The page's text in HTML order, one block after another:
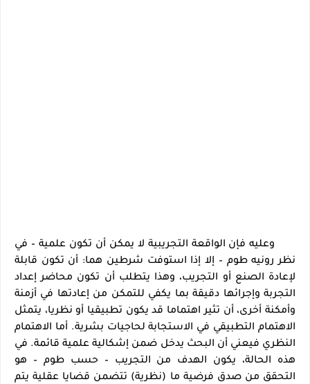
وعليه فإن الواقعة التجريبية لا يمكن أن تكون علمية – في
نظر رونيه طوم – إلا إذا استوفت شرطين هما: أن تكون قابلة
لإعادة الصنع أو التجريب، وهذا يتطلب أن تكون محاضر إعداد
التجربة وإجرائها دقيقة بما يكفي للتمكن من إعادتها في أزمنة
وأمكنة أخرى، أن تثير اهتماما قد يكون تطبيقيا أو نظريا، يتمثل
الاهتمام التطبيقي في الاستجابة لحاجيات بشرية. أما الاهتمام
النظري فيعني أن البحث يدخل ضمن إشكالية علمية قائمة. في
هذه الحالة، يكون الهدف من التجريب – حسب طوم – هو
التحقق من صدق فرضية ما (نظرية) تتضمن قضايا عقلية يتم